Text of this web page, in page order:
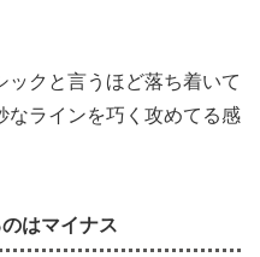
クと言うほど落ち着いて
なラインを巧く攻めてる感
はマイナス